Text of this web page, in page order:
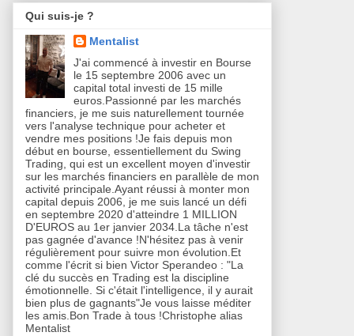
Qui suis-je ?
Mentalist
J'ai commencé à investir en Bourse
le 15 septembre 2006 avec un
capital total investi de 15 mille
euros.Passionné par les marchés
financiers, je me suis naturellement tournée
vers l'analyse technique pour acheter et
vendre mes positions !Je fais depuis mon
début en bourse, essentiellement du Swing
Trading, qui est un excellent moyen d'investir
sur les marchés financiers en parallèle de mon
activité principale.Ayant réussi à monter mon
capital depuis 2006, je me suis lancé un défi
en septembre 2020 d'atteindre 1 MILLION
D'EUROS au 1er janvier 2034.La tâche n'est
pas gagnée d'avance !N'hésitez pas à venir
régulièrement pour suivre mon évolution.Et
comme l'écrit si bien Victor Sperandeo : "La
clé du succès en Trading est la discipline
émotionnelle. Si c'était l'intelligence, il y aurait
bien plus de gagnants"Je vous laisse méditer
les amis.Bon Trade à tous !Christophe alias
Mentalist